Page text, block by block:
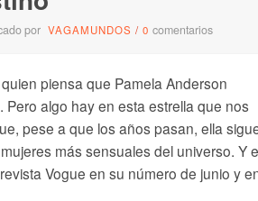
por VAGAMUNDOS / 0 comentarios
piensa que Pamela Anderson
Pero algo hay en esta estrella que nos
pese a que los años pasan, ella
más sensuales del universo. Y
Vogue en su número de junio y